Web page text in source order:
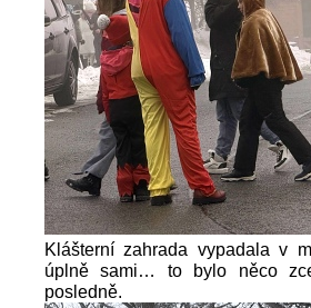
Klášterní zahrada vypadala v
úplně sami… to bylo něco
posledně.